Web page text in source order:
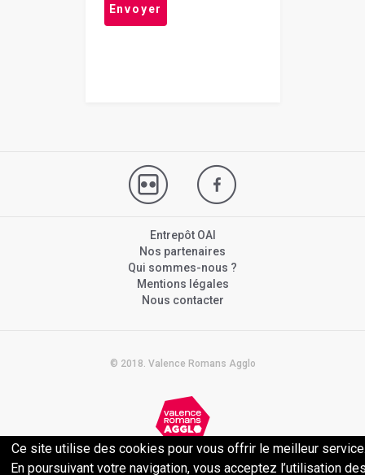
Entrepôt OAI
Nos partenaires
Qui sommes-nous ?
Mentions légales
Nous contacter
© 2018. Valence Romans Agglo
Politique de confidentialité
Ce site utilise des cookies pour vous offrir le meilleur
En poursuivant votre navigation, vous acceptez l’utilisation